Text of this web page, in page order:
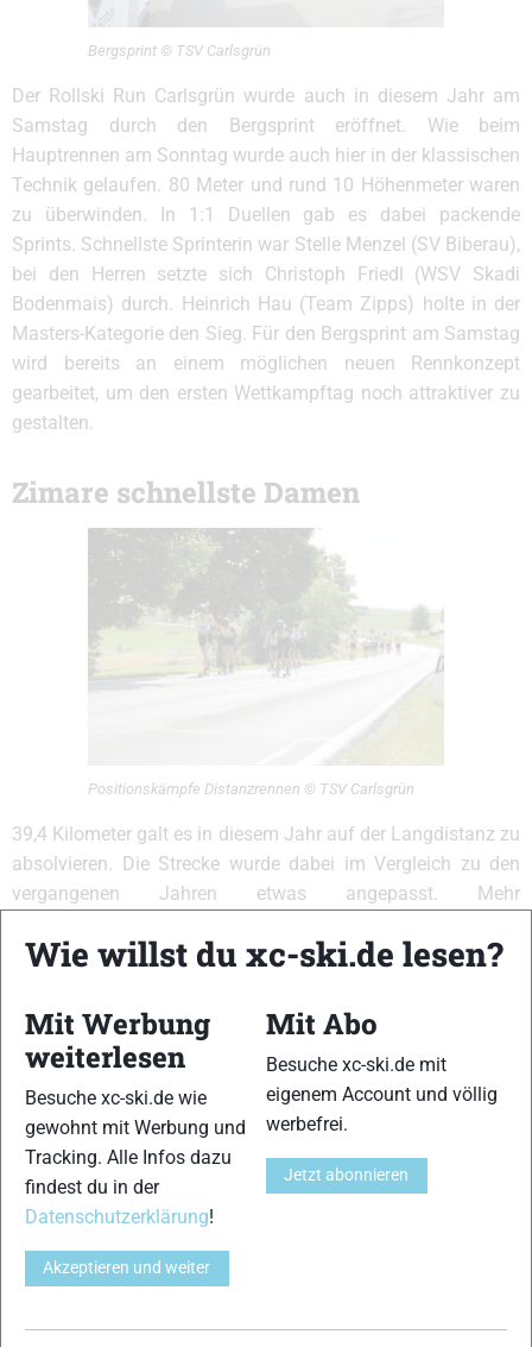
Bergsprint © TSV Carlsgrün
Der Rollski Run Carlsgrün wurde auch in diesem Jahr am
Samstag durch den Bergsprint eröffnet. Wie beim
Hauptrennen am Sonntag wurde auch hier in der klassischen
Technik gelaufen. 80 Meter und rund 10 Höhenmeter waren
zu überwinden. In 1:1 Duellen gab es dabei packende
Sprints. Schnellste Sprinterin war Stelle Menzel (SV Biberau),
bei den Herren setzte sich Christoph Friedl (WSV Skadi
Bodenmais) durch. Heinrich Hau (Team Zipps) holte in der
Masters-Kategorie den Sieg. Für den Bergsprint am Samstag
wird bereits an einem möglichen neuen Rennkonzept
gearbeitet, um den ersten Wettkampftag noch attraktiver zu
gestalten.
Zimare schnellste Damen
Positionskämpfe Distanzrennen © TSV Carlsgrün
39,4 Kilometer galt es in diesem Jahr auf der Langdistanz zu
absolvieren. Die Strecke wurde dabei im Vergleich zu den
vergangenen Jahren etwas angepasst. Mehr
nun selektiver. An der Spitze des Damenrennens zeigte sich
entschied auch die zweite Etappe der Serie für sich,
nachdem sie bereits in Vogelsberg siegreich war und auch in
den vergangenen Jahren in Carlsgrün schon erfolgreich war.
Zweieinhalb Minuten hinter Zimare lief Nicole Tröger (Ski
Willy Marathon Team Austria) auf Rang Zwei. Jessica Wirth
(Bruse Sauerland Ski Team) belegte den dritten Rang. Den
Fun-Run über vier Runden und damit die halbe Distanz
gewann Maren König.
Friedl gewinnt Herrenrennen
Wie willst du xc-ski.de lesen?
Mit Werbung
weiterlesen
Besuche xc-ski.de wie
gewohnt mit Werbung und
Tracking. Alle Infos dazu
findest du in der
Datenschutzerklärung!
Akzeptieren und weiter
Mit Abo
Besuche xc-ski.de mit
eigenem Account und völlig
werbefrei.
Jetzt abonnieren